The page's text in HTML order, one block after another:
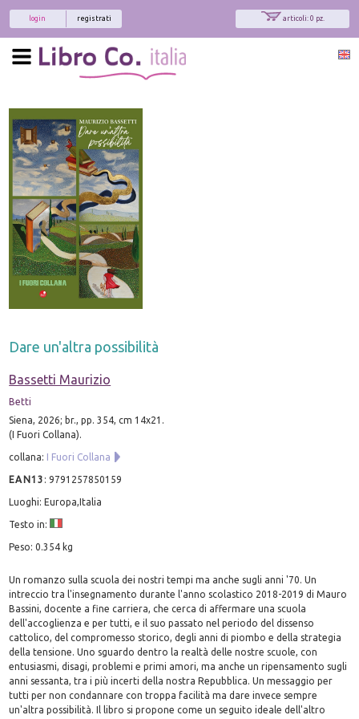
articoli: 0 pz.
registrati
login
Dare un'altra possibilità
Bassetti Maurizio
Betti
Siena, 2026; br., pp. 354, cm 14x21.
(I Fuori Collana).
collana: I Fuori Collana
EAN13 :9791257850159
Luoghi: Europa,Italia
Testo in:
Peso: 0.354 kg
Un romanzo sulla scuola dei nostri tempi ma anche sugli anni '70. Un
intreccio tra l'insegnamento durante l'anno scolastico 2018-2019 di Mauro
Bassini, docente a fine carriera, che cerca di affermare una scuola
dell'accoglienza e per tutti, e il suo passato nel periodo del dissenso
cattolico, del compromesso storico, degli anni di piombo e della strategia
della tensione. Uno sguardo dentro la realtà delle nostre scuole, con
entusiasmi, disagi, problemi e primi amori, ma anche un ripensamento sugli
anni sessanta, tra i più incerti della nostra Repubblica. Un messaggio per
tutti per non condannare con troppa facilità ma dare invece sempre
un'altra possibilità. Il libro si propone come un seguito ideale dell'altro